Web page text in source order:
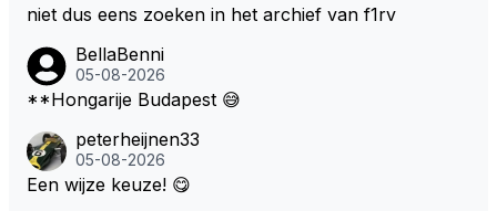
niet dus eens zoeken in het archief van f1rv
BellaBenni
05-08-2026
**Hongarije Budapest 😅
peterheijnen33
05-08-2026
Een wijze keuze! 😋